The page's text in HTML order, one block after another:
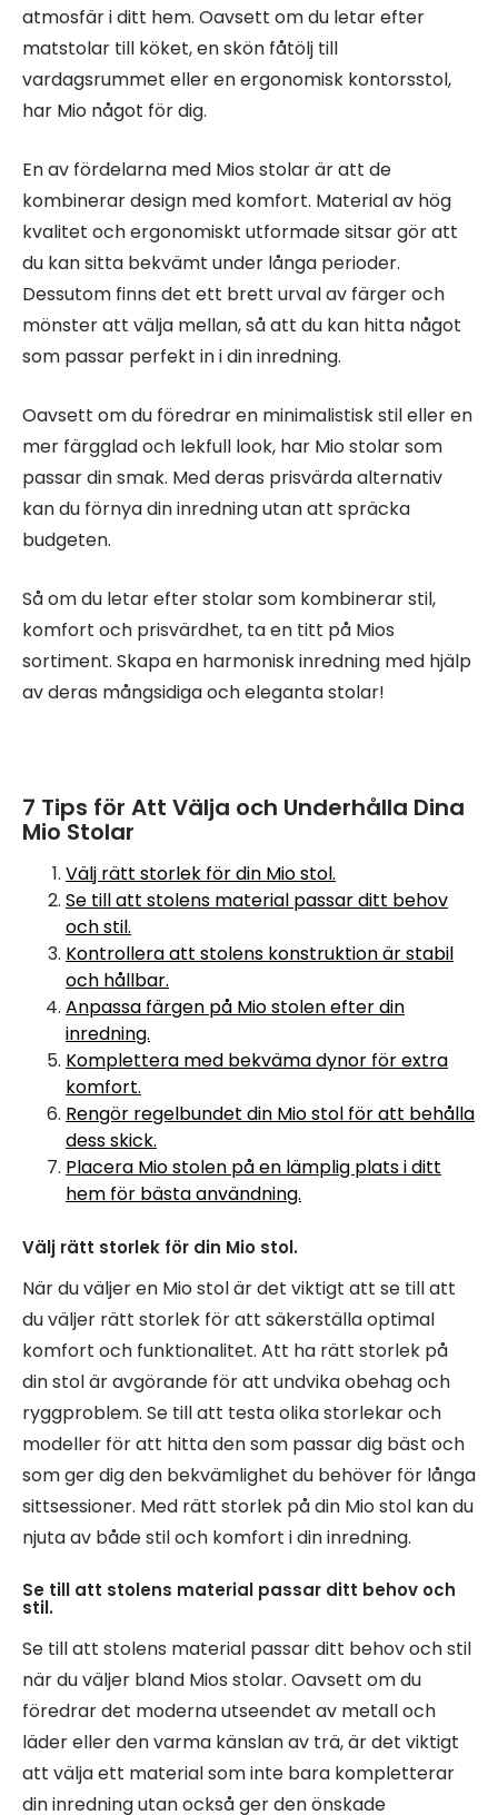
atmosfär i ditt hem. Oavsett om du letar efter
matstolar till köket, en skön fåtölj till
vardagsrummet eller en ergonomisk kontorsstol,
har Mio något för dig.
En av fördelarna med Mios stolar är att de
kombinerar design med komfort. Material av hög
kvalitet och ergonomiskt utformade sitsar gör att
du kan sitta bekvämt under långa perioder.
Dessutom finns det ett brett urval av färger och
mönster att välja mellan, så att du kan hitta något
som passar perfekt in i din inredning.
Oavsett om du föredrar en minimalistisk stil eller en
mer färgglad och lekfull look, har Mio stolar som
passar din smak. Med deras prisvärda alternativ
kan du förnya din inredning utan att spräcka
budgeten.
Så om du letar efter stolar som kombinerar stil,
komfort och prisvärdhet, ta en titt på Mios
sortiment. Skapa en harmonisk inredning med hjälp
av deras mångsidiga och eleganta stolar!
7 Tips för Att Välja och Underhålla Dina
Mio Stolar
Välj rätt storlek för din Mio stol.
Se till att stolens material passar ditt behov
och stil.
Kontrollera att stolens konstruktion är stabil
och hållbar.
Anpassa färgen på Mio stolen efter din
inredning.
Komplettera med bekväma dynor för extra
komfort.
Rengör regelbundet din Mio stol för att behålla
dess skick.
Placera Mio stolen på en lämplig plats i ditt
hem för bästa användning.
Välj rätt storlek för din Mio stol.
När du väljer en Mio stol är det viktigt att se till att
du väljer rätt storlek för att säkerställa optimal
komfort och funktionalitet. Att ha rätt storlek på
din stol är avgörande för att undvika obehag och
ryggproblem. Se till att testa olika storlekar och
modeller för att hitta den som passar dig bäst och
som ger dig den bekvämlighet du behöver för långa
sittsessioner. Med rätt storlek på din Mio stol kan du
njuta av både stil och komfort i din inredning.
Se till att stolens material passar ditt behov och
stil.
Se till att stolens material passar ditt behov och stil
när du väljer bland Mios stolar. Oavsett om du
föredrar det moderna utseendet av metall och
läder eller den varma känslan av trä, är det viktigt
att välja ett material som inte bara kompletterar
din inredning utan också ger den önskade